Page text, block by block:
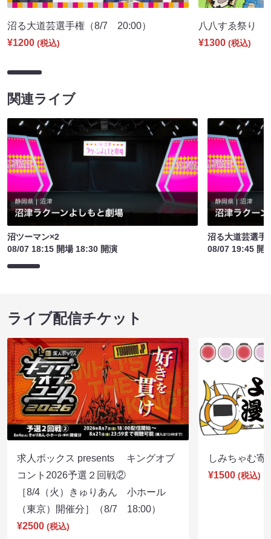
沼る大道芸選手権（8/7 20:00）
¥1200 (税込)
八八すゑ祭り
¥1300 (税込)
関連ライブ
沼ツーマン×2
08/07 18:15 開場 18:30 開演
沼る大道芸選手
08/07 19:45 開
ライブ配信チケット
求人ボックス presents キングオブ
コント2026予選２回戦②
［8/4（火）きゅりあん 小ホール
（東京）開催分］（8/7 18:00）
¥2500 (税込)
しみちゃむ
¥1500 (税込)